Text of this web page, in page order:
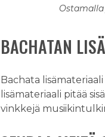
Ostamalla
BACHATAN
Bachata
lisämateriaali pitää
vinkkejä